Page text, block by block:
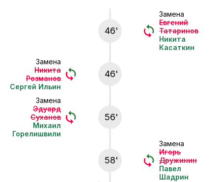
46'
Замена
Евгений
Татаринов
Никита
Касаткин
Замена
Никита
Розманов
Сергей Ильин
46'
Замена
Эдуард
Суханов
Михаил
Горелишвили
56'
58'
Замена
Игорь
Дружинин
Павел
Шадрин